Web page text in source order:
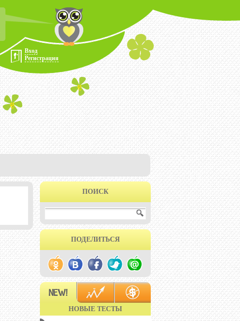
Вход
Регистрация
ПОИСК
ПОДЕЛИТЬСЯ
НОВЫЕ ТЕСТЫ